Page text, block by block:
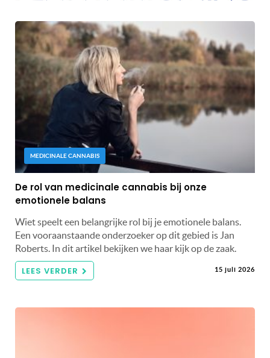
MEDICINALE CANNABIS
De rol van medicinale cannabis bij onze
emotionele balans
Wiet speelt een belangrijke rol bij je emotionele balans.
Een vooraanstaande onderzoeker op dit gebied is Jan
Roberts. In dit artikel bekijken we haar kijk op de zaak.
LEES VERDER 15 juli 2026